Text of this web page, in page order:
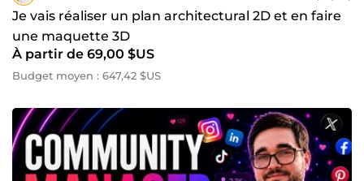
Je vais réaliser un plan architectural 2D et en faire
une maquette 3D
À partir de 69,00 $US
Budget moyen : 647,42 $US